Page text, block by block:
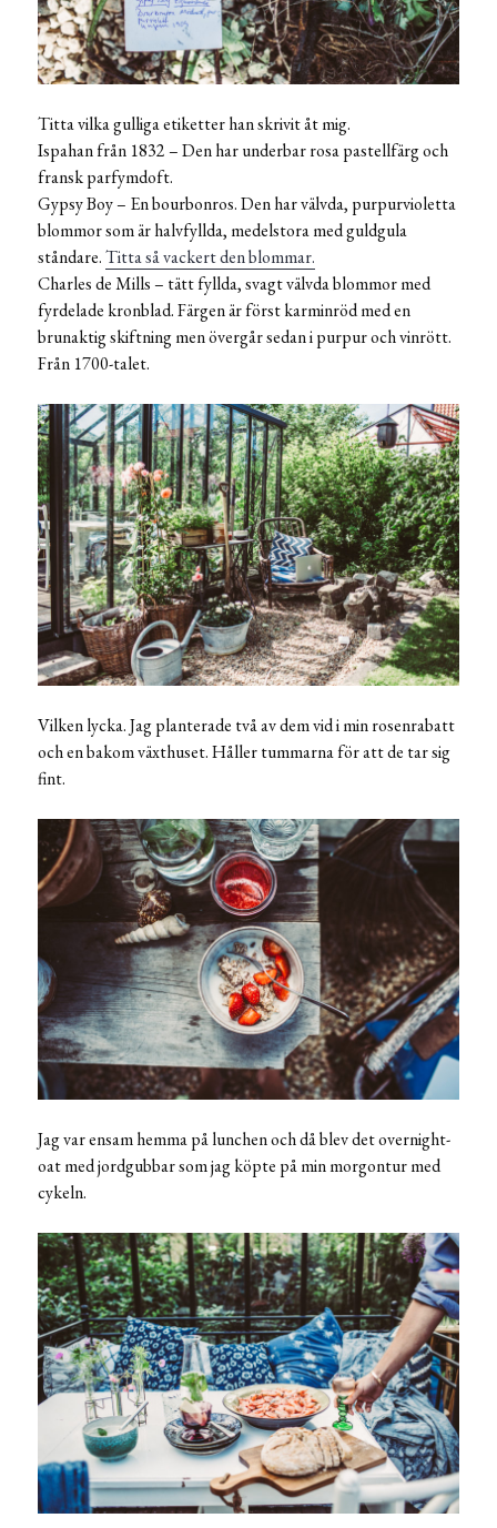
Titta vilka gulliga etiketter han skrivit åt mig.
Ispahan från 1832 – Den har underbar rosa pastellfärg och
fransk parfymdoft.
Gypsy Boy – En bourbonros. Den har välvda, purpurvioletta
blommor som är halvfyllda, medelstora med guldgula
ståndare.Titta så vackert den blommar.
Charles de Mills – tätt fyllda, svagt välvda blommor med
fyrdelade kronblad. Färgen är först karminröd med en
brunaktig skiftning men övergår sedan i purpur och vinrött.
Från 1700-talet.
Vilken lycka. Jag planterade två av dem vid i min rosenrabatt
och en bakom växthuset. Håller tummarna för att de tar sig
fint.
Jag var ensam hemma på lunchen och då blev det overnight-
oat med jordgubbar som jag köpte på min morgontur med
cykeln.